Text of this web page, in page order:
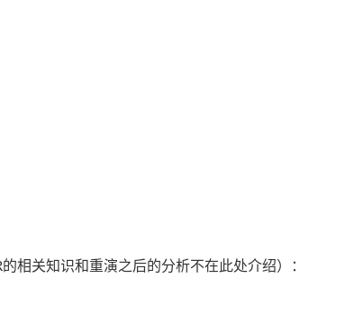
相关知识和重演之后的分析不在此处介绍）：